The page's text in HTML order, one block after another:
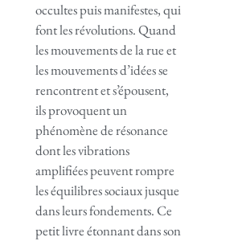
occultes puis manifestes, qui
font les révolutions. Quand
les mouvements de la rue et
les mouvements d’idées se
rencontrent et s’épousent,
ils provoquent un
phénomène de résonance
dont les vibrations
amplifiées peuvent rompre
les équilibres sociaux jusque
dans leurs fondements. Ce
petit livre étonnant dans son